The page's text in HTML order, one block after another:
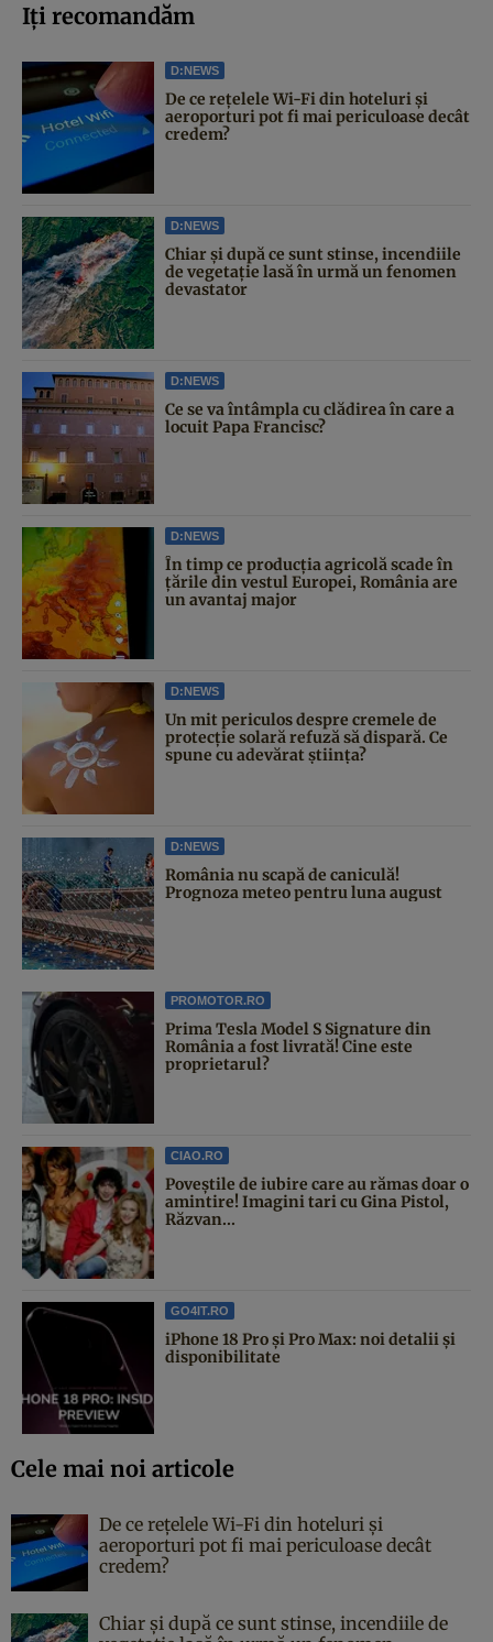
Iți recomandăm
D:NEWS
De ce rețelele Wi-Fi din hoteluri și
aeroporturi pot fi mai periculoase decât
credem?
D:NEWS
Chiar și după ce sunt stinse, incendiile
de vegetație lasă în urmă un fenomen
devastator
D:NEWS
Ce se va întâmpla cu clădirea în care a
locuit Papa Francisc?
D:NEWS
În timp ce producția agricolă scade în
țările din vestul Europei, România are
un avantaj major
D:NEWS
Un mit periculos despre cremele de
protecție solară refuză să dispară. Ce
spune cu adevărat știința?
D:NEWS
România nu scapă de caniculă!
Prognoza meteo pentru luna august
PROMOTOR.RO
Prima Tesla Model S Signature din
România a fost livrată! Cine este
proprietarul?
CIAO.RO
Poveştile de iubire care au rămas doar o
amintire! Imagini tari cu Gina Pistol,
Răzvan...
GO4IT.RO
iPhone 18 Pro și Pro Max: noi detalii și
disponibilitate
Cele mai noi articole
De ce rețelele Wi-Fi din hoteluri și
aeroporturi pot fi mai periculoase decât
credem?
Chiar și după ce sunt stinse, incendiile de